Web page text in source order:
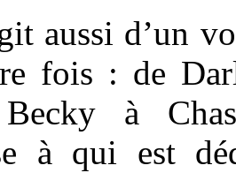
aussi d’un
fois : de
à
à qui est